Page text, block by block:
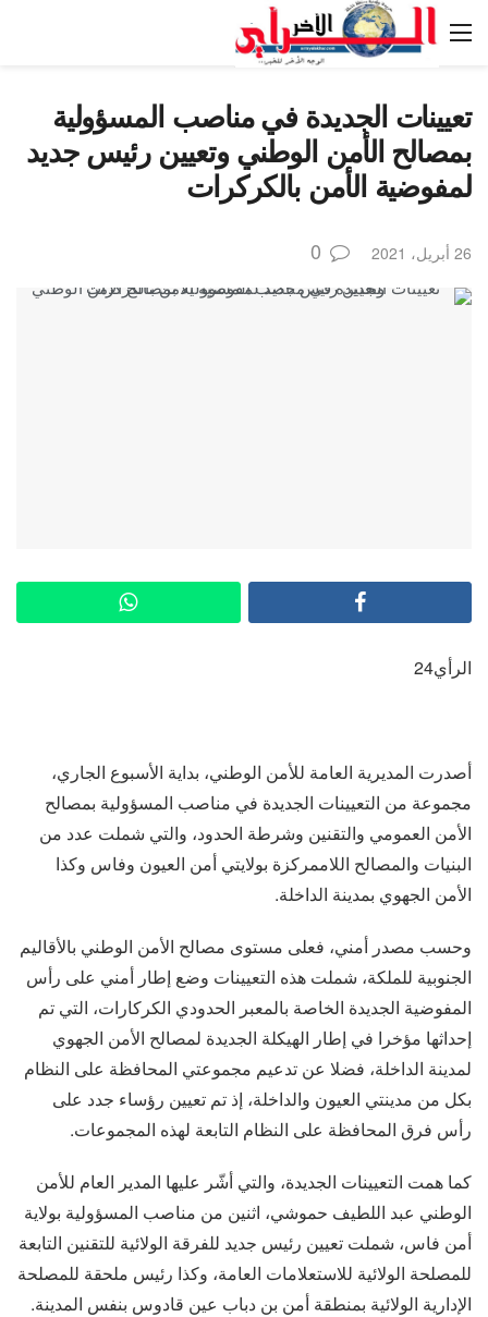
تعيينات الجديدة في مناصب المسؤولية
بمصالح الأمن الوطني وتعيين رئيس جديد
لمفوضية الأمن بالكركرات
26 أبريل، 2021 0
الرأي24
أصدرت المديرية العامة للأمن الوطني، بداية الأسبوع الجاري،
مجموعة من التعيينات الجديدة في مناصب المسؤولية بمصالح
الأمن العمومي والتقنين وشرطة الحدود، والتي شملت عدد من
البنيات والمصالح اللاممركزة بولايتي أمن العيون وفاس وكذا
الأمن الجهوي بمدينة الداخلة.
وحسب مصدر أمني، فعلى مستوى مصالح الأمن الوطني بالأقاليم
الجنوبية للملكة، شملت هذه التعيينات وضع إطار أمني على رأس
المفوضية الجديدة الخاصة بالمعبر الحدودي الكركارات، التي تم
إحداثها مؤخرا في إطار الهيكلة الجديدة لمصالح الأمن الجهوي
لمدينة الداخلة، فضلا عن تدعيم مجموعتي المحافظة على النظام
بكل من مدينتي العيون والداخلة، إذ تم تعيين رؤساء جدد على
رأس فرق المحافظة على النظام التابعة لهذه المجموعات.
كما همت التعيينات الجديدة، والتي أشّر عليها المدير العام للأمن
الوطني عبد اللطيف حموشي، اثنين من مناصب المسؤولية بولاية
أمن فاس، شملت تعيين رئيس جديد للفرقة الولائية للتقنين التابعة
للمصلحة الولائية للاستعلامات العامة، وكذا رئيس ملحقة للمصلحة
الإدارية الولائية بمنطقة أمن بن دباب عين قادوس بنفس المدينة.